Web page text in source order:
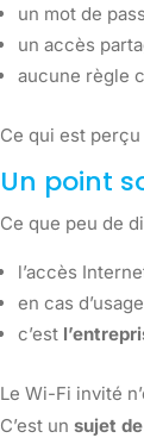
un mot de
un accès
aucune règle
Ce qui est
Un point
Ce que peu de
l’accès
en cas
c’est
Le Wi-Fi invité
C’est un sujet